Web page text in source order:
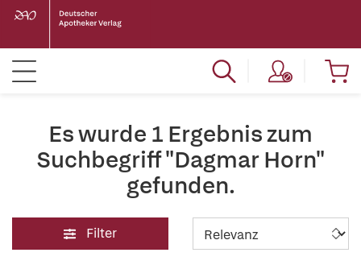
Es wurde 1 Ergebnis zum
Suchbegriff "Dagmar Horn"
gefunden.
Filter